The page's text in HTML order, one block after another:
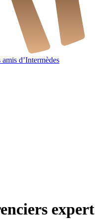
amis d’Intermèdes